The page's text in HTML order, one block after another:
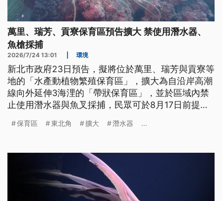
萬里、瑞芳、貢寮保育區預告擴大 禁使用潛水器、
魚槍採捕
2026/7/24 13:01 環境
新北市政府23日預告，擬將位於萬里、瑞芳與貢寮等
地的「水產動植物繁殖保育區」，擴大為自沿岸高潮
線向外延伸3海浬的「帶狀保育區」，並於區域內禁
止使用潛水器與魚叉採捕，民眾可於8月17日前提出
保育區 東北角 擴大 潛水器 ...